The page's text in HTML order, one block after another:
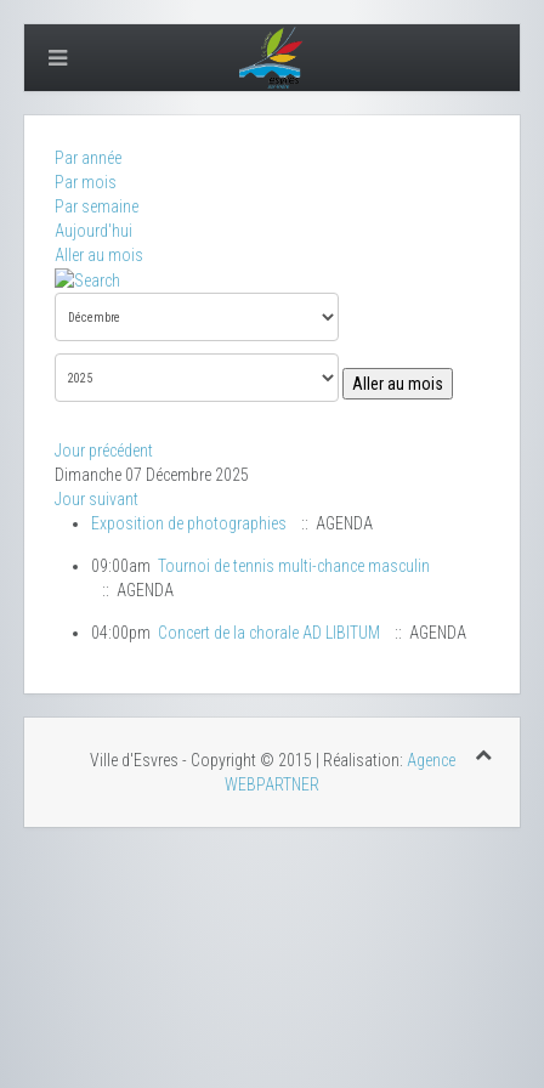
Par année
Par mois
Par semaine
Aujourd'hui
Aller au mois
Aller au mois
Jour précédent
Dimanche 07 Décembre 2025
Jour suivant
Exposition de photographies
:: AGENDA
09:00am Tournoi de tennis multi-chance masculin
:: AGENDA
04:00pm Concert de la chorale AD LIBITUM :: AGENDA
Ville d'Esvres - Copyright © 2015 | Réalisation: Agence
WEBPARTNER